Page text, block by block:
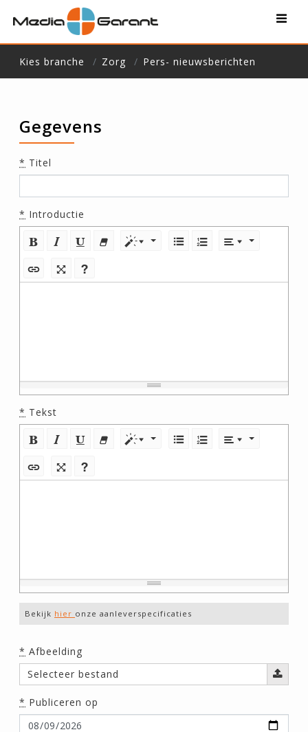
Kies branche Zorg Pers- nieuwsberichten
Gegevens
* Titel
* Introductie
* Tekst
Bekijk hier onze aanleverspecificaties
* Afbeelding
Selecteer bestand
* Publiceren op